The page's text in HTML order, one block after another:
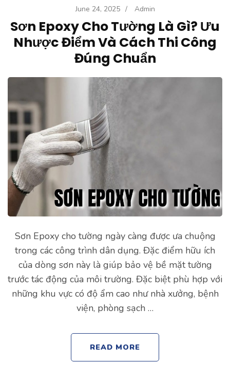
June 24, 2025 / Admin
Sơn Epoxy Cho Tường Là Gì? Ưu
Nhược Điểm Và Cách Thi Công
Đúng Chuẩn
Sơn Epoxy cho tường ngày càng được ưa chuộng
trong các công trình dân dụng. Đặc điểm hữu ích
của dòng sơn này là giúp bảo vệ bề mặt tường
trước tác động của môi trường. Đặc biệt phù hợp với
những khu vực có độ ẩm cao như nhà xưởng, bệnh
viện, phòng sạch …
READ MORE